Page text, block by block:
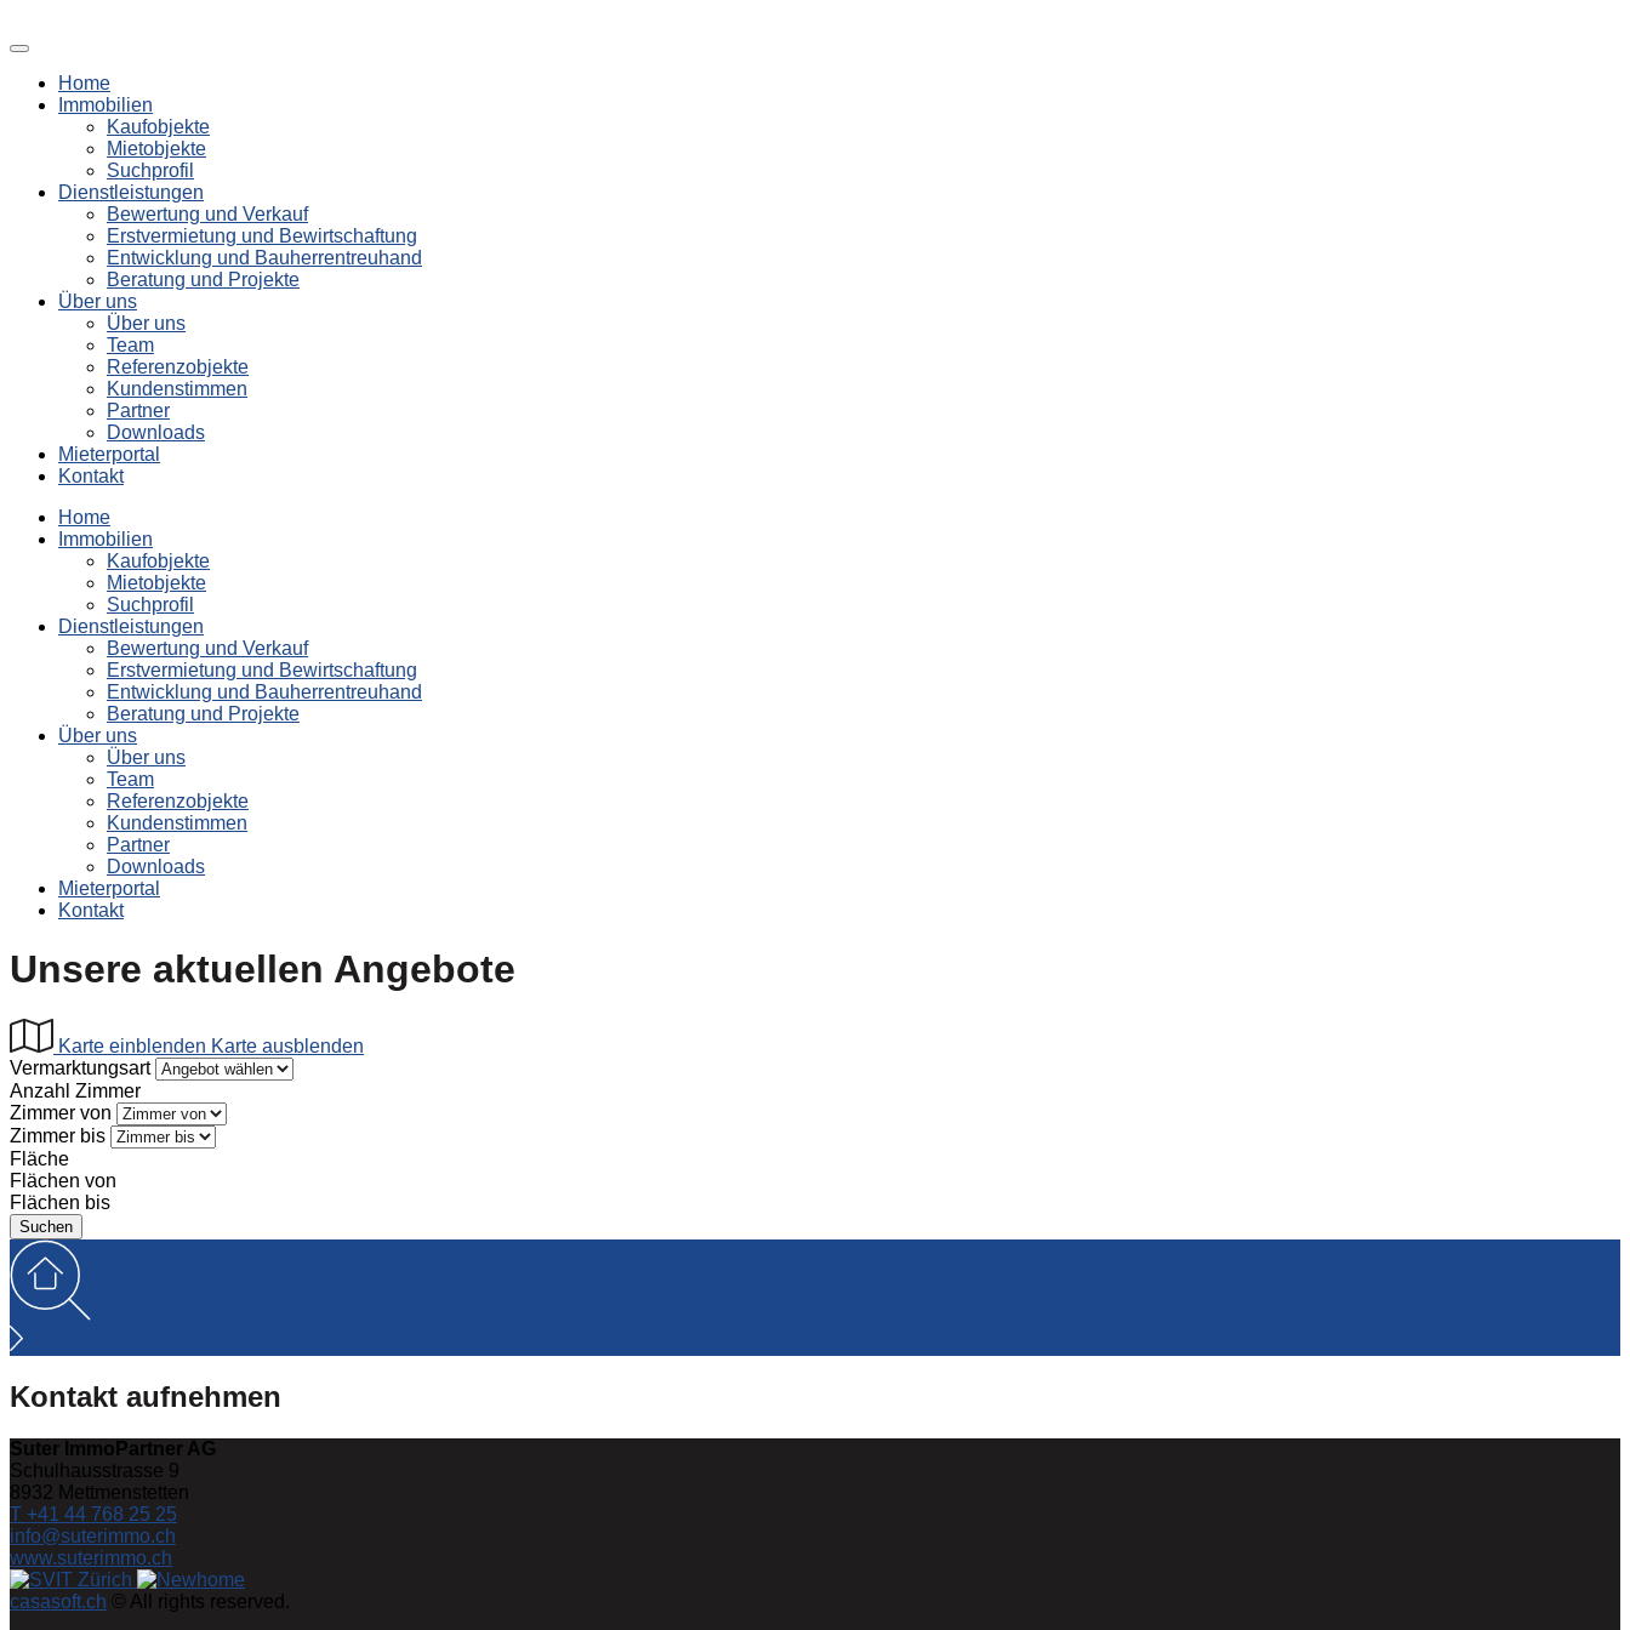
Home
Immobilien
Kaufobjekte
Mietobjekte
Suchprofil
Dienstleistungen
Bewertung und Verkauf
Erstvermietung und Bewirtschaftung
Entwicklung und Bauherrentreuhand
Beratung und Projekte
Über uns
Über uns
Team
Referenzobjekte
Kundenstimmen
Partner
Downloads
Mieterportal
Kontakt
Home
Immobilien
Kaufobjekte
Mietobjekte
Suchprofil
Dienstleistungen
Bewertung und Verkauf
Erstvermietung und Bewirtschaftung
Entwicklung und Bauherrentreuhand
Beratung und Projekte
Über uns
Über uns
Team
Referenzobjekte
Kundenstimmen
Partner
Downloads
Mieterportal
Kontakt
Unsere aktuellen Angebote
Karte einblenden Karte ausblenden
Vermarktungsart
Anzahl Zimmer
Zimmer von
Zimmer bis
Fläche
Flächen von
Flächen bis
Kontakt aufnehmen
Suter ImmoPartner AG
Schulhausstrasse 9
8932 Mettmenstetten
T +41 44 768 25 25
info@suterimmo.ch
www.suterimmo.ch
casasoft.ch © All rights reserved.